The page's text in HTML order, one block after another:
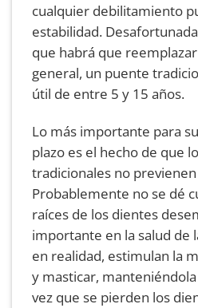
cualquier debilitamiento
estabilidad.
que habrá que
general, un puente
útil de entre 5 y 15 años.
Lo más importante para
plazo es el hecho de que
tradicionales no
Probablemente no se dé
raíces de los dientes
importante en la salud de
en realidad, estimulan la
y masticar,
vez que se pierden los